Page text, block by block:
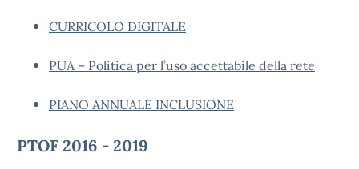
CURRICOLO DIGITALE
PUA – Politica per l’uso accettabile della rete
PIANO ANNUALE INCLUSIONE
PTOF 2016 - 2019